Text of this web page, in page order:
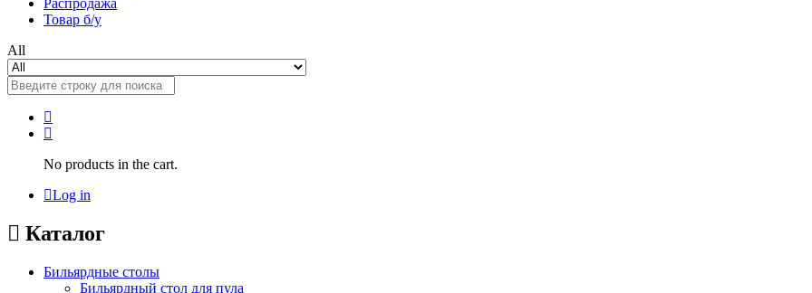
Товар б/у
All
No products in the cart.
Log in
Каталог
Бильярдные столы
Бильярдный стол для пула